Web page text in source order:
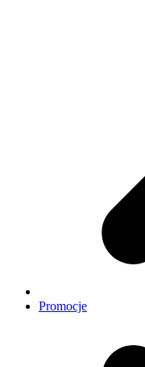
Promocje